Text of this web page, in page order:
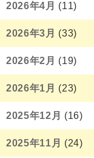
2026年4月 (11)
2026年3月 (33)
2026年2月 (19)
2026年1月 (23)
2025年12月 (16)
2025年11月 (24)